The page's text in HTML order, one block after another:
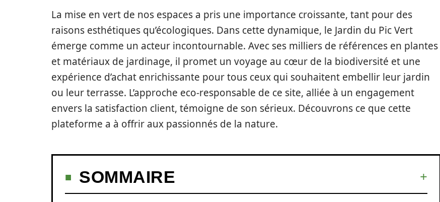
La mise en vert de nos espaces a pris une importance croissante, tant pour des
raisons esthétiques qu’écologiques. Dans cette dynamique, le Jardin du Pic Vert
émerge comme un acteur incontournable. Avec ses milliers de références en plantes
et matériaux de jardinage, il promet un voyage au cœur de la biodiversité et une
expérience d’achat enrichissante pour tous ceux qui souhaitent embellir leur jardin
ou leur terrasse. L’approche eco-responsable de ce site, alliée à un engagement
envers la satisfaction client, témoigne de son sérieux. Découvrons ce que cette
plateforme a à offrir aux passionnés de la nature.
SOMMAIRE